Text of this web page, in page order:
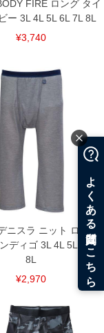
FIRE ロング タイ
ー 3L 4L 5L 6L 7L 8L
¥3,740
ニスラ ニット ロング
ディゴ 3L 4L 5L 6L 7L
8L
¥2,970